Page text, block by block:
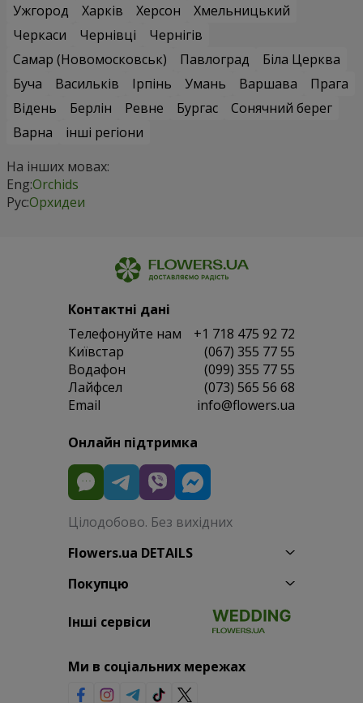
Ужгород
Харків Херсон
Хмельницький
Черкаси
Чернівці
Чернігів
Самар (Новомосковськ)
Павлоград
Біла Церква
Буча
Васильків Ірпінь Умань Варшава
Прага
Відень
Берлін Ревне Бургас
Сонячний берег
Варна
інші регіони
На інших мовах:
Eng:Orchids
Рус:Орхидеи
Контактні дані
Телефонуйте нам
+1 718 475 92 72
Київстар
(067) 355 77 55
Водафон
(099) 355 77 55
Лайфсел
(073) 565 56 68
Email
info@flowers.ua
Онлайн підтримка
Цілодобово. Без вихідних
Flowers.ua DETAILS
Покупцю
Інші сервіси
Ми в соціальних мережах